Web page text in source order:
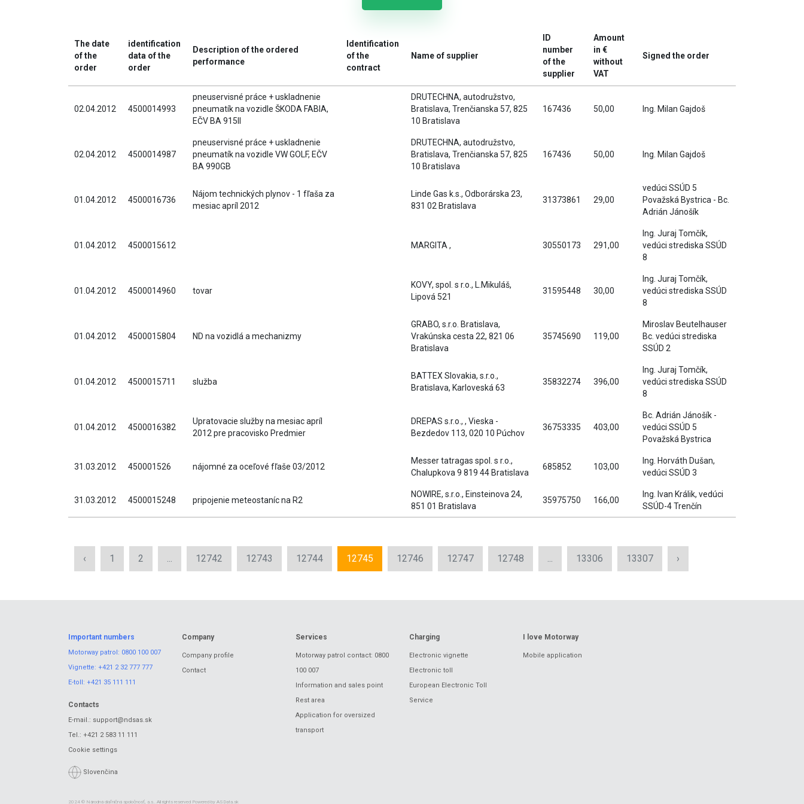
The date
of the
order
identification
data of the
order
Description of the ordered
performance
Identification
of the
contract
Name of supplier
ID
number
of the
supplier
Amount
in €
without
VAT
Signed the order
02.04.2012 4500014993
pneuservisné práce + uskladnenie
pneumatík na vozidle ŠKODA FABIA,
EČV BA 915II
DRUTECHNA, autodružstvo,
Bratislava, Trenčianska 57, 825
10 Bratislava
167436 50,00 Ing. Milan Gajdoš
02.04.2012 4500014987
pneuservisné práce + uskladnenie
pneumatík na vozidle VW GOLF, EČV
BA 990GB
DRUTECHNA, autodružstvo,
Bratislava, Trenčianska 57, 825
10 Bratislava
167436 50,00 Ing. Milan Gajdoš
01.04.2012 4500016736
Nájom technických plynov - 1 fľaša za
mesiac apríl 2012
Linde Gas k.s., Odborárska 23,
831 02 Bratislava
31373861 29,00
vedúci SSÚD 5
Považská Bystrica - Bc.
Adrián Jánošík
01.04.2012 4500015612 MARGITA , 30550173 291,00
Ing. Juraj Tomčík,
vedúci strediska SSÚD
8
01.04.2012 4500014960 tovar
KOVY, spol. s r.o., L.Mikuláš,
Lipová 521
31595448 30,00
Ing. Juraj Tomčík,
vedúci strediska SSÚD
8
01.04.2012 4500015804 ND na vozidlá a mechanizmy
GRABO, s.r.o. Bratislava,
Vrakúnska cesta 22, 821 06
Bratislava
35745690 119,00
Miroslav Beutelhauser
Bc. vedúci strediska
SSÚD 2
01.04.2012 4500015711 služba
BATTEX Slovakia, s.r.o.,
Bratislava, Karloveská 63
35832274 396,00
Ing. Juraj Tomčík,
vedúci strediska SSÚD
8
01.04.2012 4500016382
Upratovacie služby na mesiac apríl
2012 pre pracovisko Predmier
DREPAS s.r.o., , Vieska -
Bezdedov 113, 020 10 Púchov
36753335 403,00
Bc. Adrián Jánošík -
vedúci SSÚD 5
Považská Bystrica
31.03.2012 450001526 nájomné za oceľové fľaše 03/2012
Messer tatragas spol. s r.o.,
Chalupkova 9 819 44 Bratislava
685852 103,00
Ing. Horváth Dušan,
vedúci SSÚD 3
31.03.2012 4500015248 pripojenie meteostaníc na R2
NOWIRE, s.r.o., Einsteinova 24,
851 01 Bratislava
35975750 166,00
Ing. Ivan Králik, vedúci
SSÚD-4 Trenčín
‹ 1 2 ... 12742 12743 12744 12745 12746 12747 12748 ... 13306 13307 ›
Important numbers
Motorway patrol: 0800 100 007
Vignette: +421 2 32 777 777
E-toll: +421 35 111 111
Contacts
E-mail.: support@ndsas.sk
Tel.: +421 2 583 11 111
Cookie settings
Slovenčina
Company
Company profile
Contact
Services
Motorway patrol contact: 0800
100 007
Information and sales point
Rest area
Application for oversized
transport
Charging
Electronic vignette
Electronic toll
European Electronic Toll
Service
I love Motorway
Mobile application
2024 © Národná diaľničná spoločnosť, a.s.. All rights reserved Powered by ASData.sk